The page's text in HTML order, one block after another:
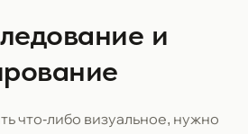
и
что-либо визуальное, нужно